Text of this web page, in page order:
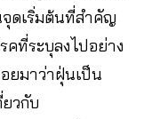
ดเริ่มต้นที่สำคัญ
คที่ระบุลงไปอย่าง
ยมาว่าฝุ่นเป็น
วกับ